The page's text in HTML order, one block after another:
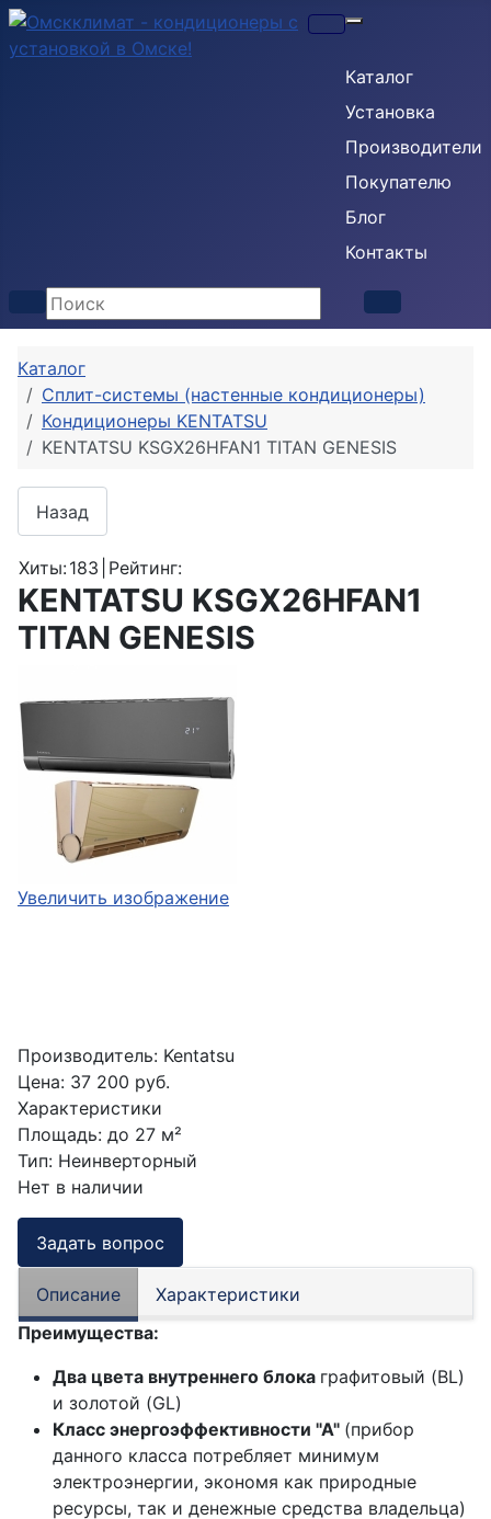
Каталог
Установка
Производители
Покупателю
Блог
Контакты
Каталог
Сплит-системы (настенные кондиционеры)
Кондиционеры KENTATSU
KENTATSU KSGX26HFAN1 TITAN GENESIS
Хиты:183 Рейтинг:
KENTATSU KSGX26HFAN1
TITAN GENESIS
Увеличить изображение
Производитель: Kentatsu
Цена: 37 200 руб.
Характеристики
Площадь: до 27 м²
Тип: Неинверторный
Нет в наличии
Задать вопрос
Описание
Характеристики
Преимущества:
Два цвета внутреннего блока графитовый (BL)
и золотой (GL)
Класс энергоэффективности "А" (прибор
данного класса потребляет минимум
электроэнергии, экономя как природные
ресурсы, так и денежные средства владельца)